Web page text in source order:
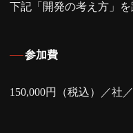
下記「開発の考え方」
参加費
150,000円（税込）／社